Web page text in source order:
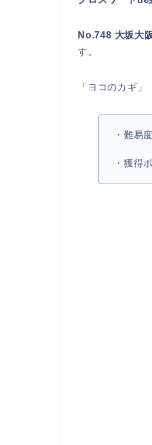
No.748 大坂大
す。
「ヨコのカギ
・難易度
・獲得